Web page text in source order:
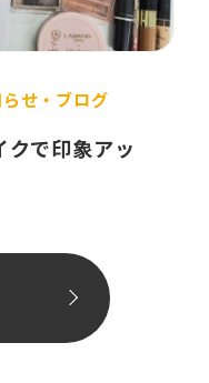
せ・ブログ
クで印象アッ